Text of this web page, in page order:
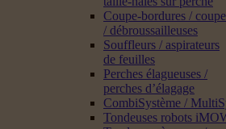
Coupe-bordures /
/ débroussailleuses
Souffleurs / aspirateurs
de feuilles
Perches élagueuses /
perches d’élagage
CombiSystème /
Tondeuses robots